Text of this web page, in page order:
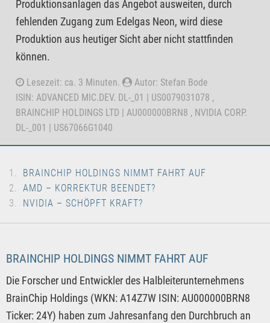
Produktionsanlagen das Angebot ausweiten, durch
fehlenden Zugang zum Edelgas Neon, wird diese
Produktion aus heutiger Sicht aber nicht stattfinden
können.
Lesezeit: ca. 3 Minuten.
Autor: Stefan Bode
ISIN: ADVANCED MIC.DEV. DL-_01 | US0079031078 ,
BRAINCHIP HOLDINGS LTD | AU000000BRN8 , NVIDIA CORP.
DL-_001 | US67066G1040
BRAINCHIP HOLDINGS NIMMT FAHRT AUF
AMD – KORREKTUR BEENDET?
NVIDIA – SCHÖPFT KRAFT?
BRAINCHIP HOLDINGS NIMMT FAHRT AUF
Die Forscher und Entwickler des Halbleiterunternehmens
BrainChip Holdings (WKN: A14Z7W ISIN: AU000000BRN8
Ticker: 24Y) haben zum Jahresanfang den Durchbruch an